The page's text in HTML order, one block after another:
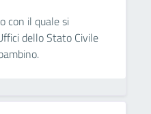
con il quale si
dello Stato Civile